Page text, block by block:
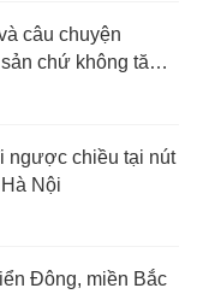
câu chuyện
chứ không tăng
ngược chiều tại nút
Nội
Đông, miền Bắc